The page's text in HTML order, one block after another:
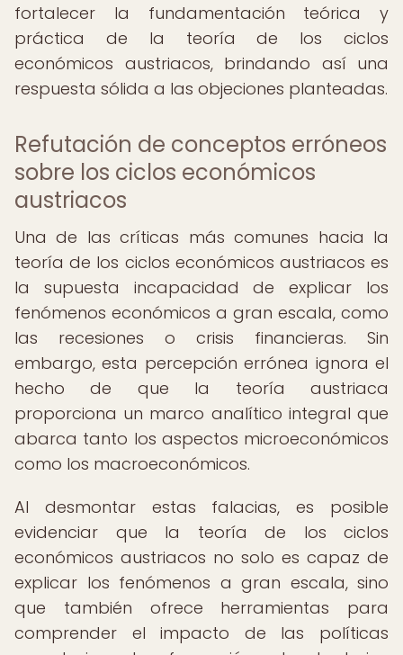
fortalecer la fundamentación teórica y
práctica de la teoría de los ciclos
económicos austriacos, brindando así una
respuesta sólida a las objeciones planteadas.
Refutación de conceptos erróneos
sobre los ciclos económicos
austriacos
Una de las críticas más comunes hacia la
teoría de los ciclos económicos austriacos es
la supuesta incapacidad de explicar los
fenómenos económicos a gran escala, como
las recesiones o crisis financieras. Sin
embargo, esta percepción errónea ignora el
hecho de que la teoría austriaca
proporciona un marco analítico integral que
abarca tanto los aspectos microeconómicos
como los macroeconómicos.
Al desmontar estas falacias, es posible
evidenciar que la teoría de los ciclos
económicos austriacos no solo es capaz de
explicar los fenómenos a gran escala, sino
que también ofrece herramientas para
comprender el impacto de las políticas